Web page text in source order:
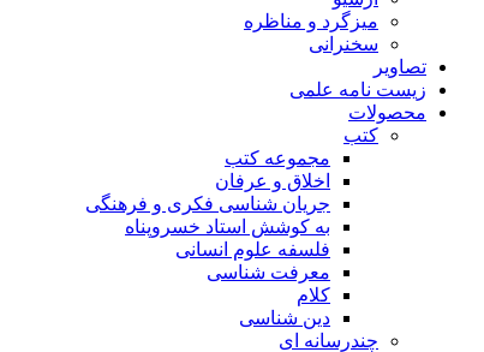
میزگرد و مناظره
سخنرانی
تصاویر
زیست نامه علمی
محصولات
کتب
مجموعه کتب
اخلاق و عرفان
جریان شناسی فکری و فرهنگی
به کوشش استاد خسروپناه
فلسفه علوم انسانی
معرفت شناسی
کلام
دین شناسی
چندرسانه ای